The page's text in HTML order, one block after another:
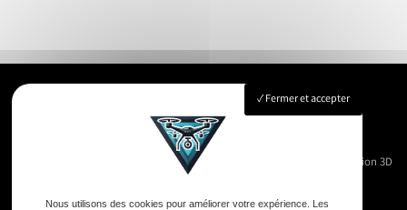
Événementiels
Modélisation 3D
Nos réalisations
Fermer et accepter
Nous utilisons des cookies pour améliorer votre expérience. Les